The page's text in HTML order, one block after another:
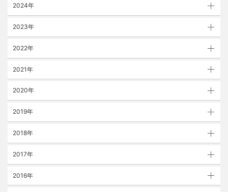
2024年
2023年
2022年
2021年
2020年
2019年
2018年
2017年
2016年